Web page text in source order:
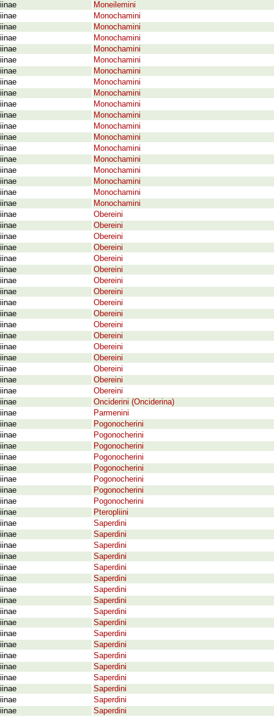
Moneilemini
Monochamini
Monochamini
Monochamini
Monochamini
Monochamini
Monochamini
Monochamini
Monochamini
Monochamini
Monochamini
Monochamini
Monochamini
Monochamini
Monochamini
Monochamini
Monochamini
Monochamini
Monochamini
Obereini
Obereini
Obereini
Obereini
Obereini
Obereini
Obereini
Obereini
Obereini
Obereini
Obereini
Obereini
Obereini
Obereini
Obereini
Obereini
Obereini
Onciderini (Onciderina)
Parmenini
Pogonocherini
Pogonocherini
Pogonocherini
Pogonocherini
Pogonocherini
Pogonocherini
Pogonocherini
Pogonocherini
Pteropliini
Saperdini
Saperdini
Saperdini
Saperdini
Saperdini
Saperdini
Saperdini
Saperdini
Saperdini
Saperdini
Saperdini
Saperdini
Saperdini
Saperdini
Saperdini
Saperdini
Saperdini
Saperdini